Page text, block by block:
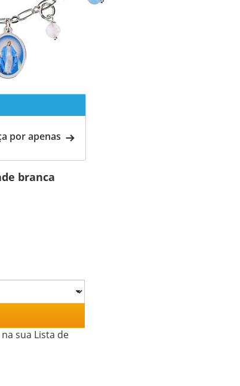
por apenas
branca
sua Lista de